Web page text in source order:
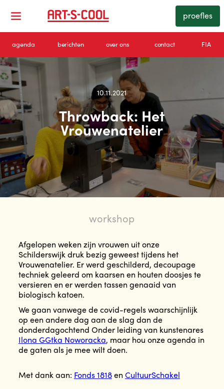
proefles
agenda berichten over ons contact FIA
10.11.2021
Throwback: Het
Vrouwenatelier
workshop
Afgelopen weken zijn vrouwen uit onze
Schilderswijk druk bezig geweest tijdens het
Vrouwenatelier. Er werd geschilderd, decoupage
techniek geleerd om kaarsen en houten doosjes te
versieren en er werden tassen genaaid van
biologisch katoen.
We gaan vanwege de covid-regels waarschijnlijk
op een andere dag aan de slag dan de
donderdagochtend Onder leiding van kunstenares
Ilona GGtka Noworacka, maar hou onze agenda in
de gaten als je mee wilt doen.
Met dank aan: Fonds 1818en CultuurSchakel